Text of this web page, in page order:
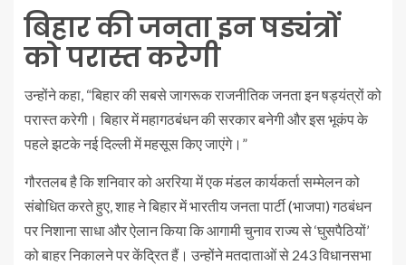
बिहार की जनता इन षड्यंत्रों
को परास्त करेगी
उन्होंने कहा, “बिहार की सबसे जागरूक राजनीतिक जनता इन षड्यंत्रों को
परास्त करेगी। बिहार में महागठबंधन की सरकार बनेगी और इस भूकंप के
पहले झटके नई दिल्ली में महसूस किए जाएंगे।”
गौरतलब है कि शनिवार को अररिया में एक मंडल कार्यकर्ता सम्मेलन को
संबोधित करते हुए, शाह ने बिहार में भारतीय जनता पार्टी (भाजपा) गठबंधन
पर निशाना साधा और ऐलान किया कि आगामी चुनाव राज्य से ‘घुसपैठियों’
को बाहर निकालने पर केंद्रित हैं। उन्होंने मतदाताओं से 243 विधानसभा